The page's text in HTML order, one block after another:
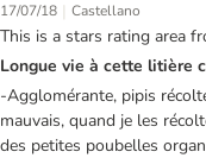
17/07/18 | Castellano
This is a stars rating area
Longue vie à cette litière
-Agglomérante, pipis
mauvais, quand je les
des petites poubelles